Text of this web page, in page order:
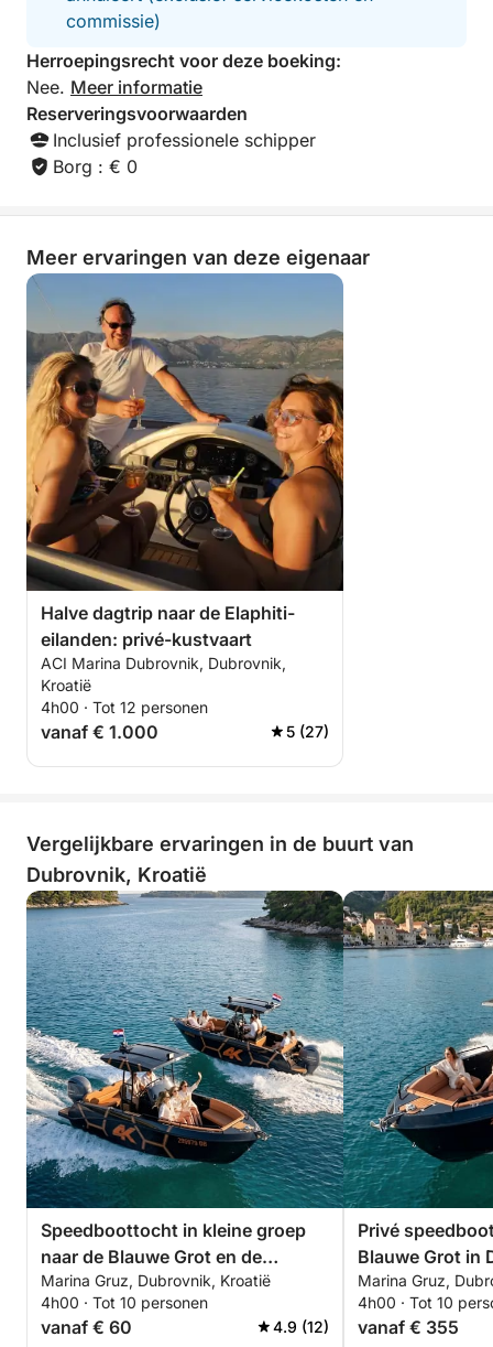
commissie)
Herroepingsrecht voor deze boeking:
Nee. Meer informatie
Reserveringsvoorwaarden
Inclusief professionele schipper
Borg : € 0
Meer ervaringen van deze eigenaar
Halve dagtrip naar de Elaphiti-
eilanden: privé-kustvaart
ACI Marina Dubrovnik, Dubrovnik,
Kroatië
4h00 · Tot 12 personen
vanaf € 1.000 5 (27)
Vergelijkbare ervaringen in de buurt van
Dubrovnik, Kroatië
Speedboottocht in kleine groep
naar de Blauwe Grot en de
Elaphits-eilanden.
Marina Gruz, Dubrovnik, Kroatië
4h00 · Tot 10 personen
vanaf € 60 4.9 (12)
Privé
Blauwe Grot in
Marina Gruz,
4h00 · Tot 10
vanaf € 355